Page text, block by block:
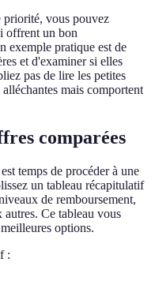
priorité, vous pouvez
offrent un bon
exemple pratique est de
et d'examiner si elles
pas de lire les petites
mais comportent
comparées
temps de procéder à une
un tableau récapitulatif
de remboursement,
Ce tableau vous
options.
: